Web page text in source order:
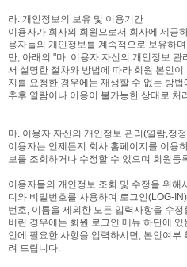
라. 개인정보의 보유 및 이용기간
이용자가 회사의 회원으로서 회사에 제공
용자들의 개인정보를 계속적으로 보유하
만, 아래의 "마. 이용자 자신의 개인정보 관
서 설명한 절차와 방법에 따라 회원 본인
지를 요청한 경우에는 재생할 수 없는 방
추후 열람이나 이용이 불가능한 상태로 처
마. 이용자 자신의 개인정보 관리(열람,정
이용자는 언제든지 회사 홈페이지를 이용
보를 조회하거나 수정할 수 있으며 회원등
이용자들의 개인정보 조회 및 수정을 위해
디와 비밀번호를 사용하여 로그인(LOG-
번호, 이름을 제외한 모든 입력사항을 수
버린 경우에는 회원 로그인 메뉴 하단에
인에 필요한 사항을 입력하시면, 본인여
려 드립니다.